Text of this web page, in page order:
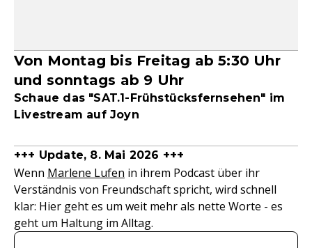
Von Montag bis Freitag ab 5:30 Uhr
und sonntags ab 9 Uhr
Schaue das "SAT.1-Frühstücksfernsehen" im
Livestream auf Joyn
+++ Update, 8. Mai 2026 +++
Wenn Marlene Lufen in ihrem Podcast über ihr
Verständnis von Freundschaft spricht, wird schnell
klar: Hier geht es um weit mehr als nette Worte - es
geht um Haltung im Alltag.